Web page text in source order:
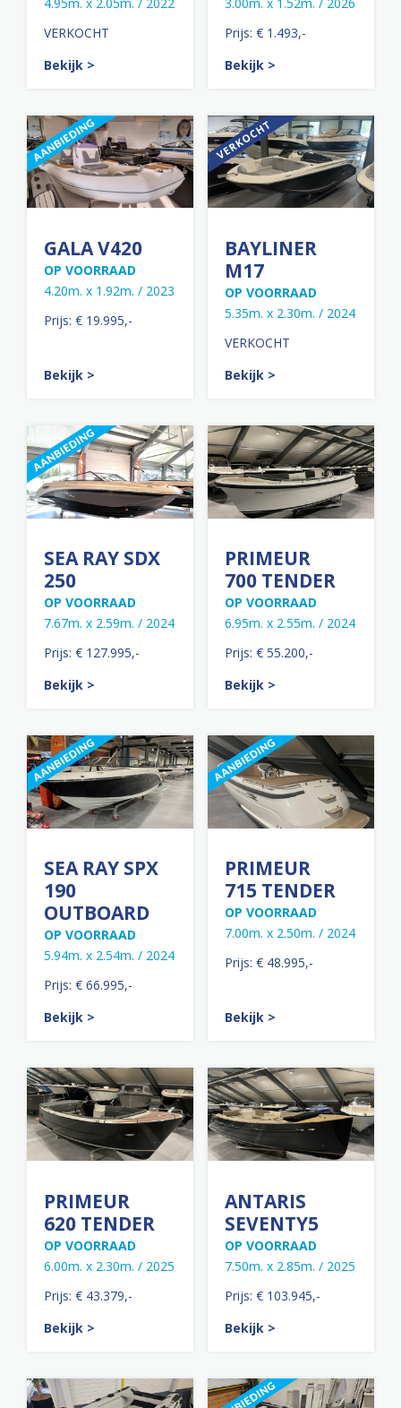
VERKOCHT
Bekijk >
Prijs: € 1.493,-
Bekijk >
GALA V420
OP VOORRAAD
4.20m. x 1.92m. / 2023
Prijs: € 19.995,-
Bekijk >
BAYLINER
M17
OP VOORRAAD
5.35m. x 2.30m. / 2024
VERKOCHT
Bekijk >
SEA RAY SDX
250
OP VOORRAAD
7.67m. x 2.59m. / 2024
Prijs: € 127.995,-
Bekijk >
PRIMEUR
700 TENDER
OP VOORRAAD
6.95m. x 2.55m. / 2024
Prijs: € 55.200,-
Bekijk >
SEA RAY SPX
190
OUTBOARD
OP VOORRAAD
5.94m. x 2.54m. / 2024
Prijs: € 66.995,-
Bekijk >
PRIMEUR
715 TENDER
OP VOORRAAD
7.00m. x 2.50m. / 2024
Prijs: € 48.995,-
Bekijk >
PRIMEUR
620 TENDER
OP VOORRAAD
6.00m. x 2.30m. / 2025
Prijs: € 43.379,-
Bekijk >
ANTARIS
SEVENTY5
OP VOORRAAD
7.50m. x 2.85m. / 2025
Prijs: € 103.945,-
Bekijk >